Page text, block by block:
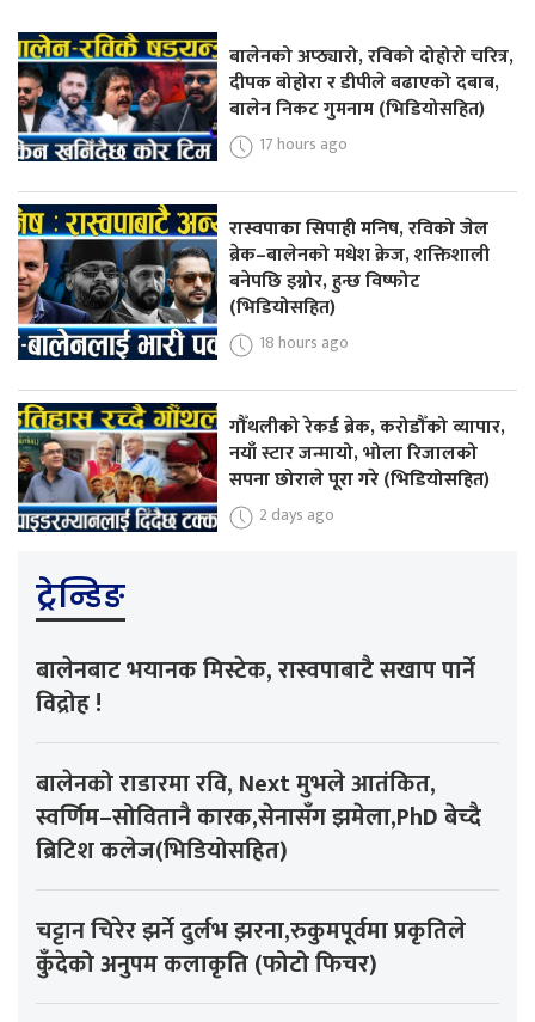
बालेनको अप्ठ्यारो, रविको दोहोरो चरित्र,
दीपक बोहोरा र डीपीले बढाएको दबाब,
बालेन निकट गुमनाम (भिडियोसहित)
17 hours ago
रास्वपाका सिपाही मनिष, रविको जेल
ब्रेक–बालेनको मधेश क्रेज, शक्तिशाली
बनेपछि इग्नोर, हुन्छ विष्फोट
(भिडियोसहित)
18 hours ago
गौँथलीको रेकर्ड ब्रेक, करोडौँको व्यापार,
नयाँ स्टार जन्मायो, भोला रिजालको
सपना छोराले पूरा गरे (भिडियोसहित)
2 days ago
ट्रेन्डिङ
बालेनबाट भयानक मिस्टेक, रास्वपाबाटै सखाप पार्ने
विद्रोह !
बालेनको राडारमा रवि, Next मुभले आतंकित,
स्वर्णिम–सोवितानै कारक,सेनासँग झमेला,PhD बेच्दै
ब्रिटिश कलेज(भिडियोसहित)
चट्टान चिरेर झर्ने दुर्लभ झरना,रुकुमपूर्वमा प्रकृतिले
कुँदेको अनुपम कलाकृति (फोटो फिचर)